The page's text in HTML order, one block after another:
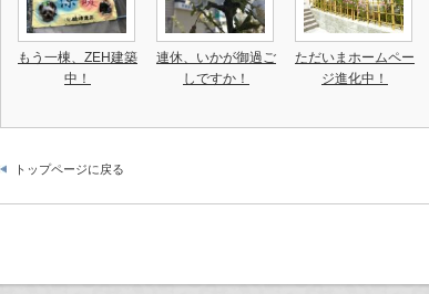
もう一棟、ZEH建築
中！
連休、いかが御過ご
しですか！
ただいまホームペー
ジ進化中！
トップページに戻る